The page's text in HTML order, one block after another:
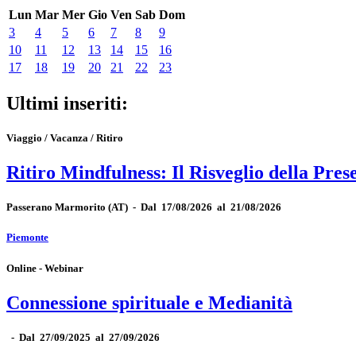
Lun Mar Mer Gio Ven Sab Dom
3
4 5 6 7 8
9
10
11 12 13 14 15
16
17
18 19 20 21 22 23
Ultimi inseriti:
Viaggio / Vacanza / Ritiro
Ritiro Mindfulness: Il Risveglio della
Passerano Marmorito (AT) - Dal 17/08/2026 al 21/08/2026
Piemonte
Online - Webinar
Connessione spirituale e Medianità
- Dal 27/09/2025 al 27/09/2026